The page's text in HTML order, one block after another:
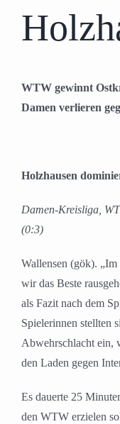
WTW gewinnt
Damen verlieren
Holzhausen
Damen-Kreisliga,
(0:3)
Wallensen (gök).
wir das Beste
als Fazit nach dem
Spielerinnen stellten
Abwehrschlacht ein,
den Laden gegen
Es dauerte 25
den WTW erzielen